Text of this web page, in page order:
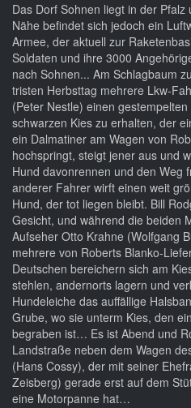
Das Dorf Sohnen liegt in der
Nähe befindet sich jedoch ein
Armee, der aktuell zur
Soldaten und ihre 3000
nach Sohnen... Am Schlagbaum
tristen Herbsttag mehrere Lkw-
(Peter Nestle) einen
schwarzen Kies zu erhalten, der
ein Dalmatiner am Wagen von
hochspringt, steigt jener aus und
Hund davonrennen und den Weg
anderer Fahrer wirft einen weit
Hund, der tot liegen bleibt. Bill
Gesicht, und während die beiden
Aufseher Otto Krahne (Wolfgang
mehrere von Roberts Blanko-
Deutschen bereichern sich am
stehlen, andernorts lagern und
Hundeleiche das auffällige
Grube, wo sie unterm Kies, den
begraben ist… Es ist Abend und
Landstraße neben dem Wagen
(Hans Cossy), der mit seiner
Zeisberg) gerade erst auf dem
eine Motorpanne hat…